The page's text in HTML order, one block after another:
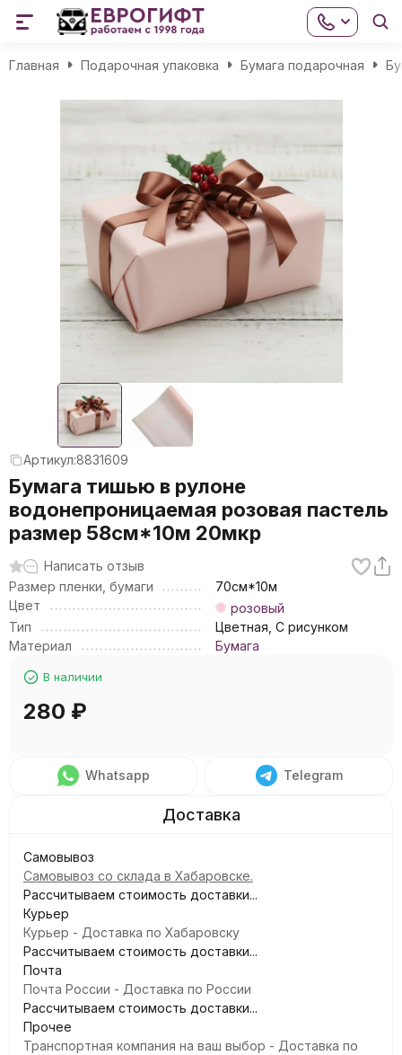
Главная Подарочная упаковка Бумага подарочная
Артикул:8831609
Бумага тишью в рулоне
водонепроницаемая розовая пастель
размер 58см*10м 20мкр
Написать отзыв
Размер пленки, бумаги
70см*10м
Цвет
розовый
Тип
Цветная, С рисунком
Материал
Бумага
В наличии
280 ₽
Whatsapp Telegram
Самовывоз
Самовывоз со склада в Хабаровске.
Рассчитываем стоимость доставки...
Курьер
Курьер - Доставка по Хабаровску
Рассчитываем стоимость доставки...
Почта
Почта России - Доставка по России
Рассчитываем стоимость доставки...
Прочее
Транспортная компания на ваш выбор - Доставка по